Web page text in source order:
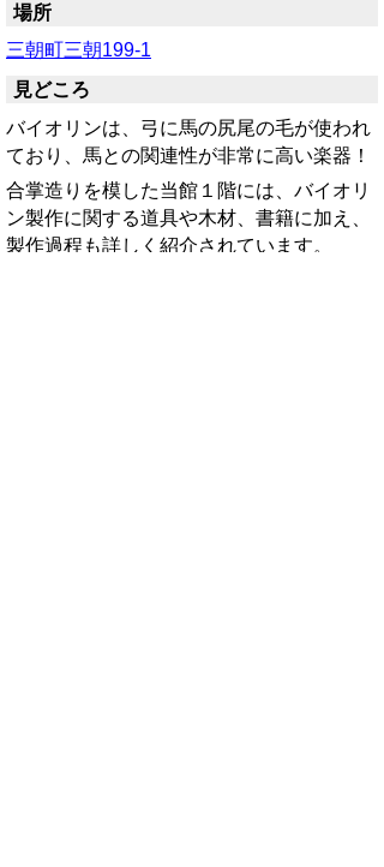
場所
三朝町三朝199-1
見どころ
バイオリンは、弓に馬の尻尾の毛が使われ
ており、馬との関連性が非常に高い楽器！
合掌造りを模した当館１階には、バイオリ
ン製作に関する道具や木材、書籍に加え、
製作過程も詳しく紹介されています。